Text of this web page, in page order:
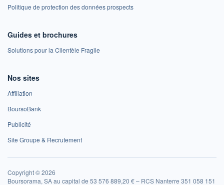
Politique de protection des données prospects
Guides et brochures
Solutions pour la Clientèle Fragile
Nos sites
Affiliation
BoursoBank
Publicité
Site Groupe & Recrutement
Copyright © 2026
Boursorama, SA au capital de 53 576 889,20 € – RCS Nanterre 351 058 151